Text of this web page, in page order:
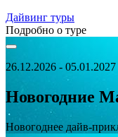
Дайвинг туры
Подробно о туре
26.12.2026 - 05.01.2027
Новогодние
Новогоднее дайв-